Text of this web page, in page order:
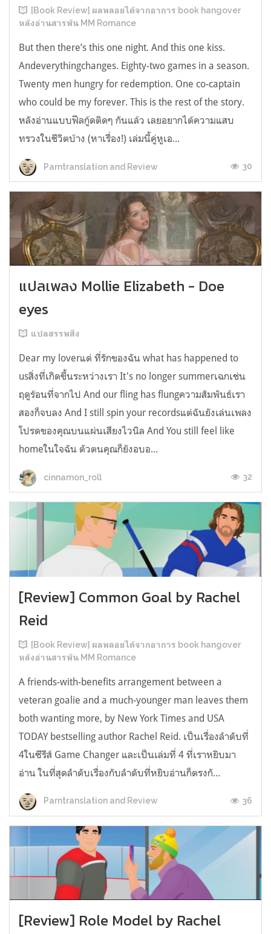
[Book Review] ผลพลอยได้จากอาการ book hangover
หลังอ่านสารพัน MM Romance
But then there’s this one night. And this one kiss.
Andeverythingchanges. Eighty-two games in a season.
Twenty men hungry for redemption. One co-captain
who could be my forever. This is the rest of the story.
หลังอ่านแบบฟีลกู้ดติดๆ กันแล้ว เลยอยากได้ความแสบ
ทรวงในชีวิตบ้าง (หาเรื่อง!) เล่มนี้คู่หูเอ...
Parntranslation and Review 30
แปลเพลง Mollie Elizabeth - Doe
eyes
แปลสรรพสิ่ง
Dear my loverแด่ ที่รักของฉัน what has happened to
usสิ่งที่เกิดขึ้นระหว่างเรา It's no longer summerเฉกเช่น
ฤดูร้อนที่จากไป And our fling has flungความสัมพันธ์เรา
สองก็จบลง And I still spin your recordsแต่ฉันยังเล่นเพลง
โปรดของคุณบนแผ่นเสียงไวนิล And You still feel like
homeในใจฉัน ตัวตนคุณก็ยังอบอ...
cinnamon_roll 32
[Review] Common Goal by Rachel
Reid
[Book Review] ผลพลอยได้จากอาการ book hangover
หลังอ่านสารพัน MM Romance
A friends-with-benefits arrangement between a
veteran goalie and a much-younger man leaves them
both wanting more, by New York Times and USA
TODAY bestselling author Rachel Reid. เป็นเรื่องลำดับที่
4ในซีรีส์ Game Changer และเป็นเล่มที่ 4 ที่เราหยิบมา
อ่าน ในที่สุดลำดับเรื่องกับลำดับที่หยิบอ่านก็ตรงกั...
Parntranslation and Review 36
[Review] Role Model by Rachel